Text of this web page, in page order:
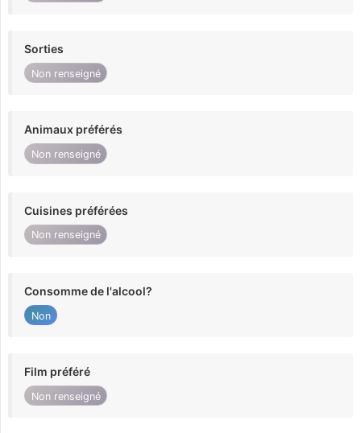
Sorties
Non renseigné
Animaux préférés
Non renseigné
Cuisines préférées
Non renseigné
Consomme de l'alcool?
Non
Film préféré
Non renseigné